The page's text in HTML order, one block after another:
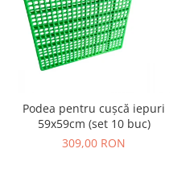
Podea pentru cușcă iepuri
59x59cm (set 10 buc)
309,00 RON